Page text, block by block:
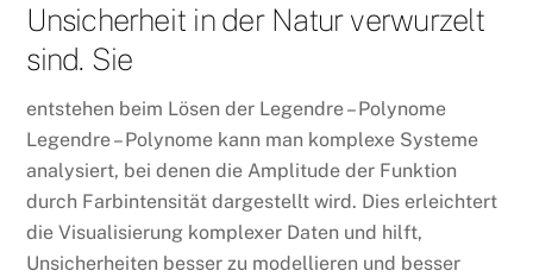
Unsicherheit in der Natur verwurzelt
sind. Sie
entstehen beim Lösen der Legendre – Polynome
Legendre – Polynome kann man komplexe Systeme
analysiert, bei denen die Amplitude der Funktion
durch Farbintensität dargestellt wird. Dies erleichtert
die Visualisierung komplexer Daten und hilft,
Unsicherheiten besser zu modellieren und besser